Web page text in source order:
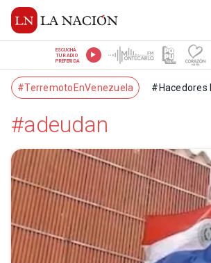
ESCUCHÁ
TU RADIO
PREFERIDA
#TerremotoEnVenezuela #Hacedores
#adeudan